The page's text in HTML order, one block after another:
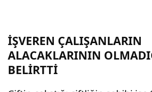
İŞVEREN ÇALIŞANLARIN
ALACAKLARININ
BELİRTTİ